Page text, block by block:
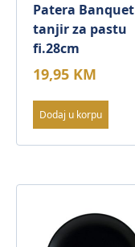
Patera Banquet
tanjir za pastu
fi.28cm
19,95 KM
Dodaj u korpu